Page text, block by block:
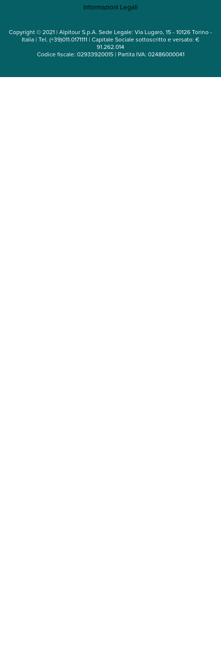
Informazioni Legali
Copyright © 2021 | Alpitour S.p.A. Sede Legale: Via Lugaro, 15 - 10126 Torino -
Italia | Tel. (+39)011.0171111 | Capitale Sociale sottoscritto e versato: €
91.262.014
Codice fiscale: 02933920015 | Partita IVA: 02486000041